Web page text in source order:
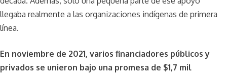
llegaba realmente a las organizaciones indígenas de primera
línea.
En noviembre de 2021, varios financiadores públicos y
privados se unieron bajo una promesa de $1,7 mil